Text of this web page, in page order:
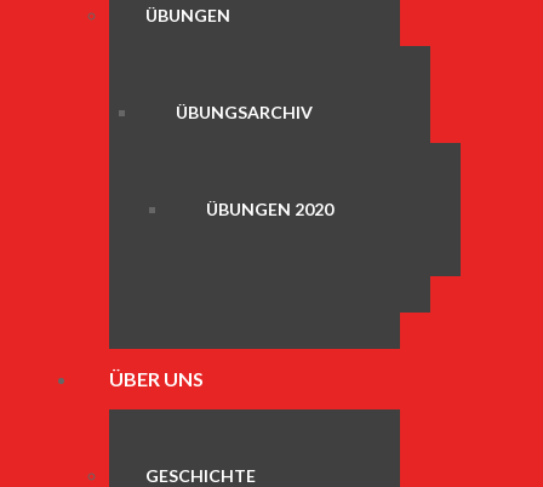
ÜBUNGEN
ÜBUNGSARCHIV
ÜBUNGEN 2020
ÜBER UNS
GESCHICHTE